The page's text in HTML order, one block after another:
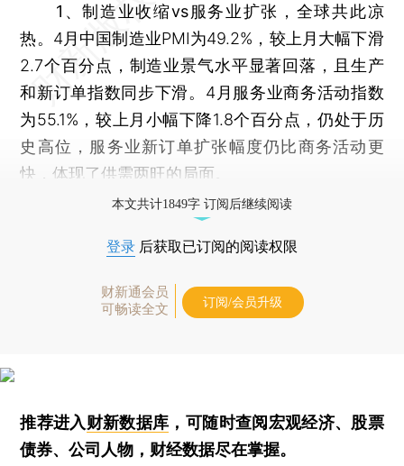
1、制造业收缩vs服务业扩张，全球共此凉
热。 4月中国制造业PMI为49.2%，较上月大幅下滑
2.7个百分点，制造业景气水平显著回落，且生产
和新订单指数同步下滑。4月服务业商务活动指数
为55.1%，较上月小幅下降1.8个百分点，仍处于历
史高位，服务业新订单扩张幅度仍比商务活动更
快，体现了供需两旺的局面。
本文共计1849字 订阅后继续阅读
登录 后获取已订阅的阅读权限
财新通会员
可畅读全文
订阅/会员升级
推荐进入财新数据库 ，可随时查阅宏观经济、股票
债券、公司人物，财经数据尽在掌握。